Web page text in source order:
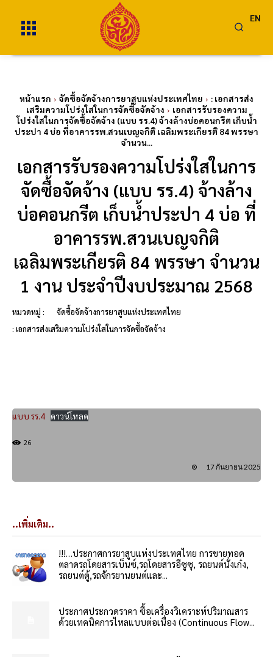
EN
หน้าแรก จัดซื้อจัดจ้างการยาสูบแห่งประเทศไทย
: เอกสารส่ง
เสริมความโปร่งใสในการจัดซื้อจัดจ้าง
เอกสารรับรองความ
โปร่งใสในการจัดซื้อจัดจ้าง (แบบ รร.4) จ้างล้างบ่อคอนกรีต เก็บน้ำ
ประปา 4 บ่อ ที่อาคารรพ.สวนเบญจกิติ เฉลิมพระเกียรติ 84 พรรษา
จำนวน...
เอกสารรับรองความโปร่งใสในการ
จัดซื้อจัดจ้าง (แบบ รร.4) จ้างล้าง
บ่อคอนกรีต เก็บน้ำประปา 4 บ่อ ที่
อาคารรพ.สวนเบญจกิติ
เฉลิมพระเกียรติ 84 พรรษา จำนวน
1 งาน ประจำปีงบประมาณ 2568
หมวดหมู่ :
จัดซื้อจัดจ้างการยาสูบแห่งประเทศไทย
: เอกสารส่งเสริมความโปร่งใสในการจัดซื้อจัดจ้าง
แบบ รร.4 ดาวน์โหลด
26
17 กันยายน 2025
..เพิ่มเติม..
!!!…ประกาศการยาสูบแห่งประเทศไทย การขายทอด
ตลาดรถโดยสารเบ็นซ์,รถโดยสารอีซูซุ, รถยนต์นั่งเก๋ง,
รถยนต์ตู้,รถจักรยานยนต์และ...
ประกาศประกวดราคา ซื้อเครื่องวิเคราะห์ปริมาณสาร
ด้วยเทคนิคการไหลแบบต่อเนื่อง (Continuous Flow...